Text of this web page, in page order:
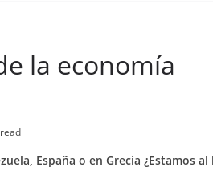
la economía
España o en Grecia ¿Estamos